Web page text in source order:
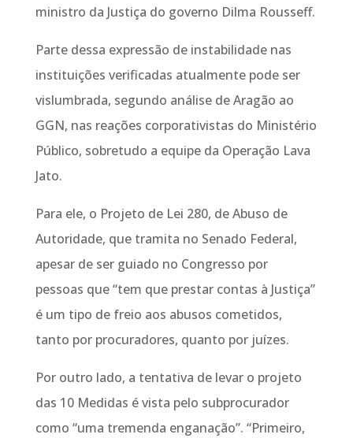
ministro da Justiça do governo Dilma Rousseff.
Parte dessa expressão de instabilidade nas
instituições verificadas atualmente pode ser
vislumbrada, segundo análise de Aragão ao
GGN, nas reações corporativistas do Ministério
Público, sobretudo a equipe da Operação Lava
Jato.
Para ele, o Projeto de Lei 280, de Abuso de
Autoridade, que tramita no Senado Federal,
apesar de ser guiado no Congresso por
pessoas que “tem que prestar contas à Justiça”
é um tipo de freio aos abusos cometidos,
tanto por procuradores, quanto por juízes.
Por outro lado, a tentativa de levar o projeto
das 10 Medidas é vista pelo subprocurador
como “uma tremenda enganação”. “Primeiro,